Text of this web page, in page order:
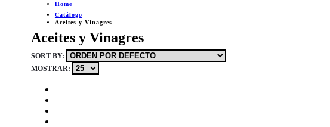
Home
Catálogo
Aceites y Vinagres
Aceites y Vinagres
SORT BY:
MOSTRAR: